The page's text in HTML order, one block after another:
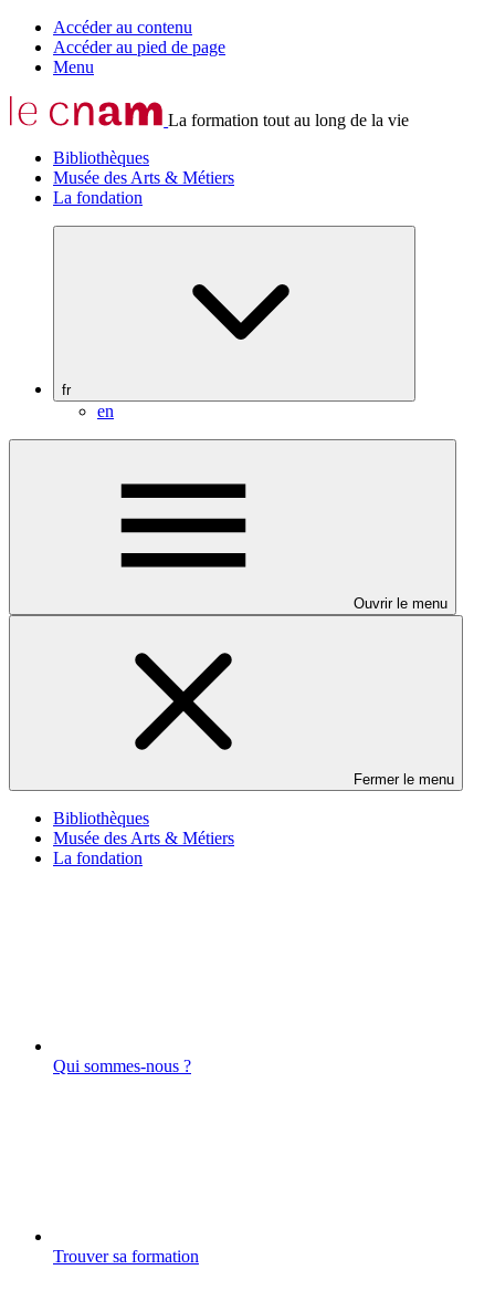
Accéder au contenu
Accéder au pied de page
Menu
La formation tout au long de la vie
Bibliothèques
Musée des Arts & Métiers
La fondation
fr
en
Ouvrir le menu
Fermer le menu
Bibliothèques
Musée des Arts & Métiers
La fondation
Qui sommes-nous ?
Trouver sa formation